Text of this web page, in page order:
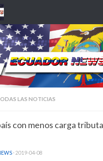
LAS NOTICIAS
con menos carga
· 2019-04-08